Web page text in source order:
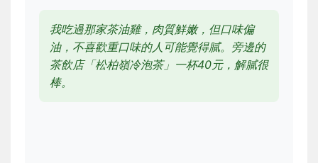
我吃過那家茶油雞，肉質鮮嫩，但口味偏
油，不喜歡重口味的人可能覺得膩。旁邊的
茶飲店「松柏嶺冷泡茶」一杯40元，解膩很
棒。